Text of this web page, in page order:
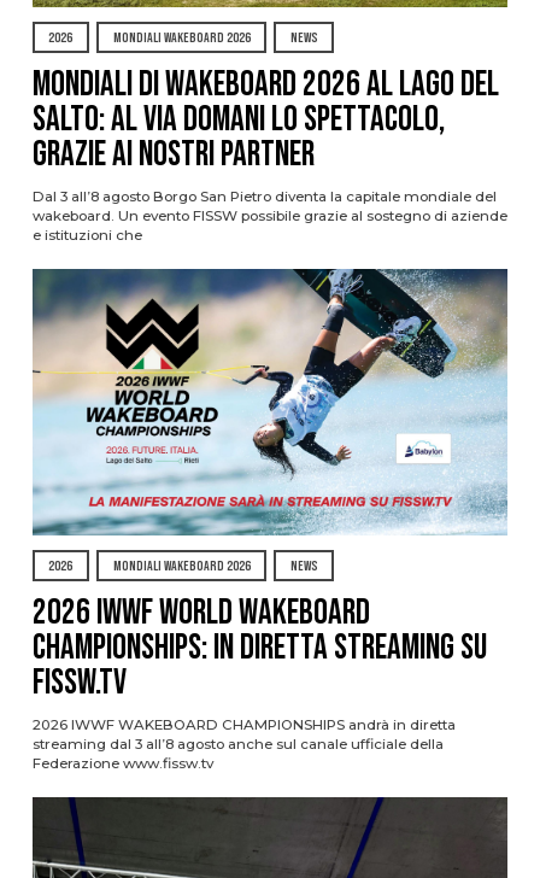
2026 MONDIALI WAKEBOARD 2026 NEWS
Mondiali di Wakeboard 2026 al Lago del
Salto: al via domani lo spettacolo,
grazie ai nostri Partner
Dal 3 all’8 agosto Borgo San Pietro diventa la capitale mondiale del
wakeboard. Un evento FISSW possibile grazie al sostegno di aziende
e istituzioni che
2026 MONDIALI WAKEBOARD 2026 NEWS
2026 IWWF WORLD WAKEBOARD
CHAMPIONSHIPS: IN DIRETTA STREAMING SU
FISSW.TV
2026 IWWF WAKEBOARD CHAMPIONSHIPS andrà in diretta
streaming dal 3 all’8 agosto anche sul canale ufficiale della
Federazione www.fissw.tv